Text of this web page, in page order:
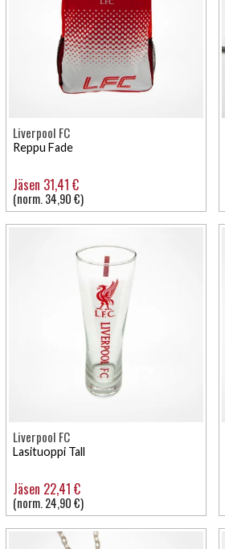
Liverpool FC
Reppu Fade
Jäsen 31,41 €
(norm. 34,90 €)
Liverpool FC
Lasituoppi Tall
Jäsen 22,41 €
(norm. 24,90 €)